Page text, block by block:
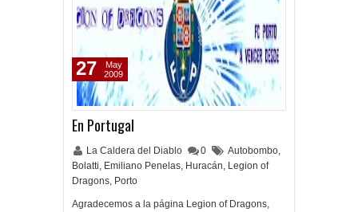
En Portugal
La Caldera del Diablo 0 Autobombo,
Bolatti, Emiliano Penelas, Huracán, Legion of
Dragons, Porto
Agradecemos a la página Legion of Dragons,
27
May
2009